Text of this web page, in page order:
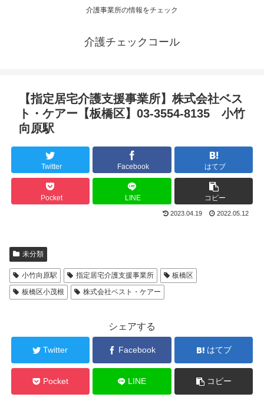
介護事業所の情報をチェック
介護チェックコール
【指定居宅介護支援事業所】株式会社ベス
ト・ケアー【板橋区】03-3554-8135 小竹
向原駅
Twitter Facebook はてブ
Pocket LINE コピー
2023.04.19 2022.05.12
未分類
小竹向原駅 指定居宅介護支援事業所
板橋区
板橋区小茂根
株式会社ベスト・ケアー
シェアする
Twitter Facebook はてブ
Pocket LINE コピー